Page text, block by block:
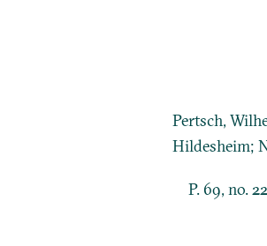
Pertsch,
Hildesheim;
P. 69, no.